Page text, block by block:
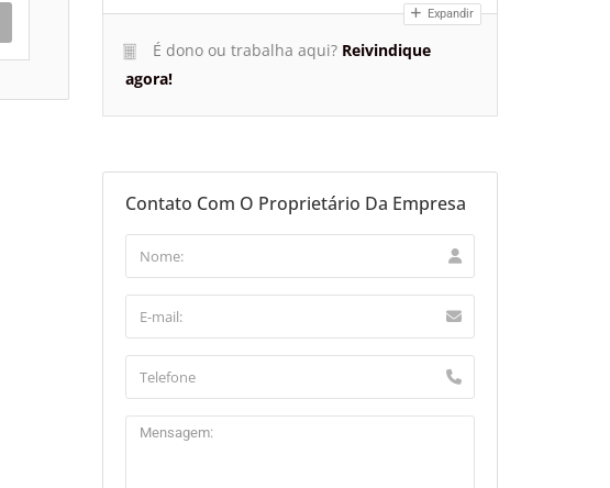
Expandir
É dono ou trabalha aqui? Reivindique
agora!
Contato Com O Proprietário Da Empresa